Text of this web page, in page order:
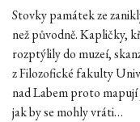
Stovky památek ze
než původně. Kapličky,
rozptýlily do muzeí,
z Filozofické fakulty
nad Labem proto
jak by se mohly vráti…